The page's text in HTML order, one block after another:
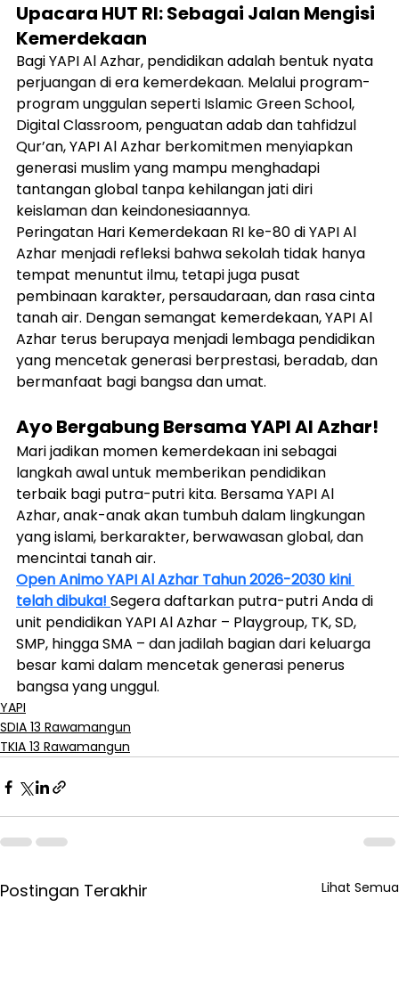
Upacara HUT RI: Sebagai Jalan Mengisi
Kemerdekaan
Bagi YAPI Al Azhar, pendidikan adalah bentuk nyata
perjuangan di era kemerdekaan. Melalui program-
program unggulan seperti Islamic Green School,
Digital Classroom, penguatan adab dan tahfidzul
Qur’an, YAPI Al Azhar berkomitmen menyiapkan
generasi muslim yang mampu menghadapi
tantangan global tanpa kehilangan jati diri
keislaman dan keindonesiaannya.
Peringatan Hari Kemerdekaan RI ke-80 di YAPI Al
Azhar menjadi refleksi bahwa sekolah tidak hanya
tempat menuntut ilmu, tetapi juga pusat
pembinaan karakter, persaudaraan, dan rasa cinta
tanah air. Dengan semangat kemerdekaan, YAPI Al
Azhar terus berupaya menjadi lembaga pendidikan
yang mencetak generasi berprestasi, beradab, dan
bermanfaat bagi bangsa dan umat.
Ayo Bergabung Bersama YAPI Al Azhar!
Mari jadikan momen kemerdekaan ini sebagai
langkah awal untuk memberikan pendidikan
terbaik bagi putra-putri kita. Bersama YAPI Al
Azhar, anak-anak akan tumbuh dalam lingkungan
yang islami, berkarakter, berwawasan global, dan
mencintai tanah air.
Open Animo YAPI Al Azhar Tahun 2026-2030 kini
telah dibuka! Segera daftarkan putra-putri Anda di
unit pendidikan YAPI Al Azhar – Playgroup, TK, SD,
SMP, hingga SMA – dan jadilah bagian dari keluarga
besar kami dalam mencetak generasi penerus
bangsa yang unggul.
YAPI
SDIA 13 Rawamangun
TKIA 13 Rawamangun
Postingan Terakhir Lihat Semua